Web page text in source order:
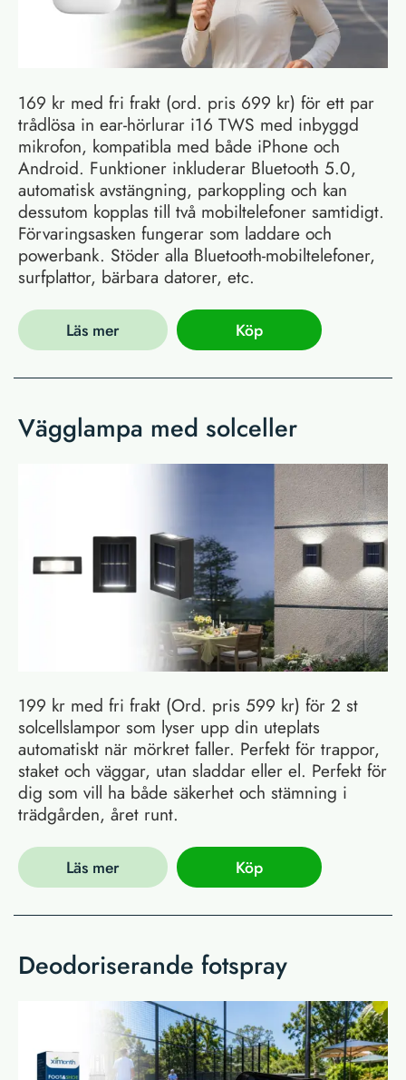
169 kr med fri frakt (ord. pris 699 kr) för ett par
trådlösa in ear-hörlurar i16 TWS med inbyggd
mikrofon, kompatibla med både iPhone och
Android. Funktioner inkluderar Bluetooth 5.0,
automatisk avstängning, parkoppling och kan
dessutom kopplas till två mobiltelefoner samtidigt.
Förvaringsasken fungerar som laddare och
powerbank. Stöder alla Bluetooth-mobiltelefoner,
surfplattor, bärbara datorer, etc.
Läs mer Köp
Vägglampa med solceller
199 kr med fri frakt (Ord. pris 599 kr) för 2 st
solcellslampor som lyser upp din uteplats
automatiskt när mörkret faller. Perfekt för trappor,
staket och väggar, utan sladdar eller el. Perfekt för
dig som vill ha både säkerhet och stämning i
trädgården, året runt.
Läs mer Köp
Deodoriserande fotspray